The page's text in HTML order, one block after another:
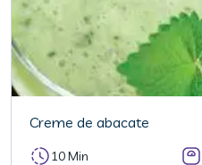
Creme de abacate
10 Min